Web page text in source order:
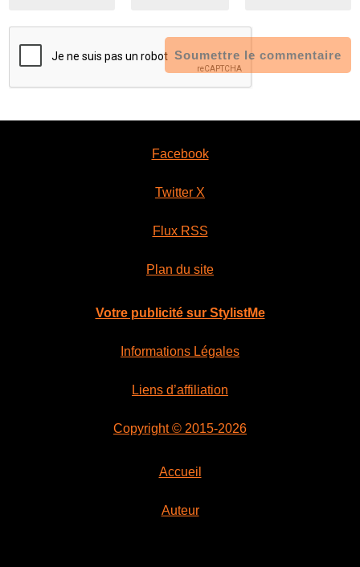
Soumettre le commentaire
Facebook
Twitter X
Flux RSS
Plan du site
Votre publicité sur StylistMe
Informations Légales
Liens d’affiliation
Copyright © 2015-2026
Accueil
Auteur